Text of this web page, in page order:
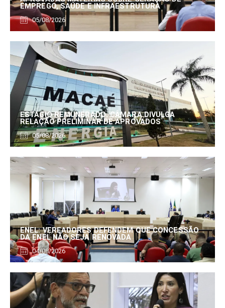
EMPREGO, SAÚDE E INFRAESTRUTURA
05/08/2026
ESTÁGIO REMUNERADO: CÂMARA DIVULGA
RELAÇÃO PRELIMINAR DE APROVADOS
05/08/2026
ENEL: VEREADORES DEFENDEM QUE CONCESSÃO
DA ENEL NÃO SEJA RENOVADA
04/08/2026